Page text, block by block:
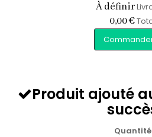
À définir
0,00 €
Produit ajouté
Quantité